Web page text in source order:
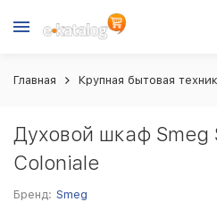
Главная Крупная бытовая
Духовой шкаф Smeg
Coloniale
Бренд: Smeg